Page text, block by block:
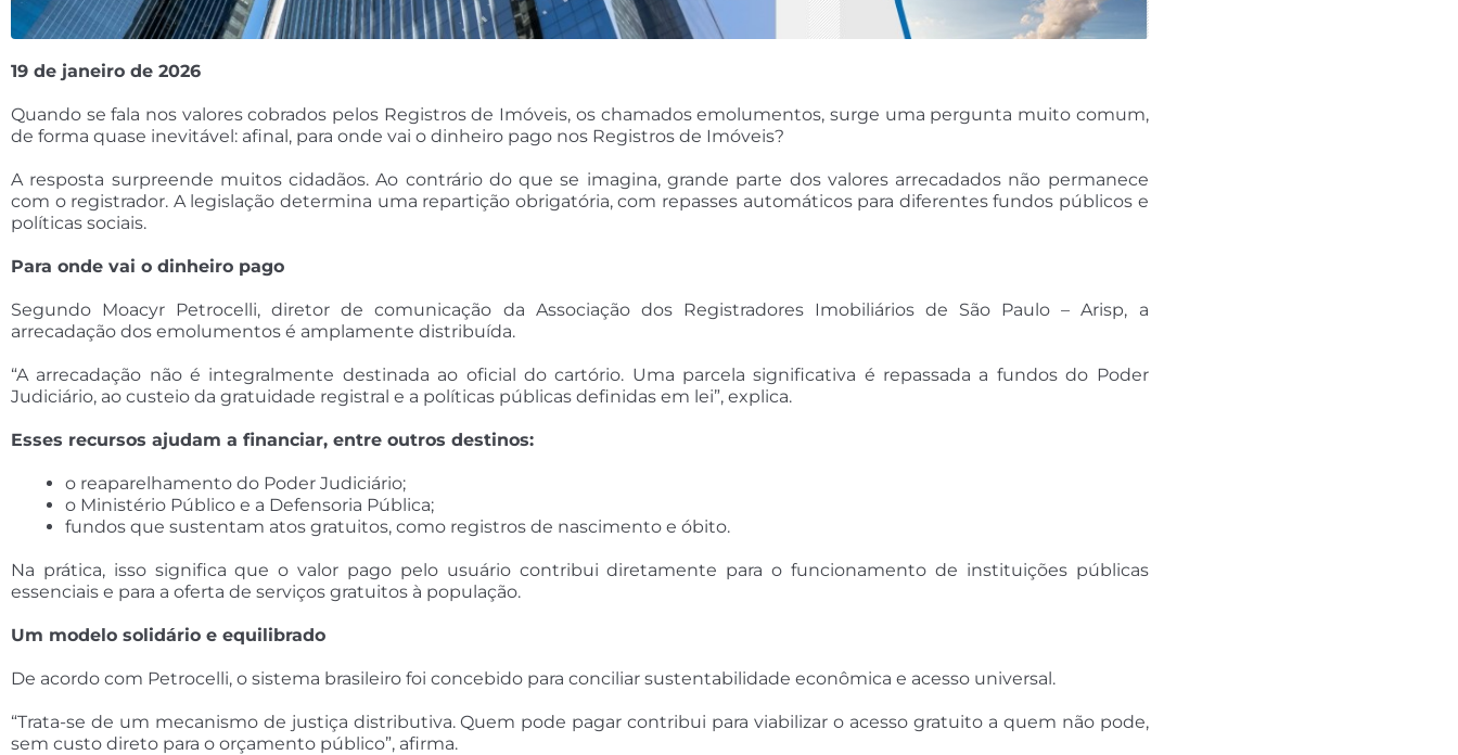
19 de janeiro de 2026
Quando se fala nos valores cobrados pelos Registros de Imóveis, os chamados emolumentos, surge uma pergunta muito comum,
de forma quase inevitável: afinal, para onde vai o dinheiro pago nos Registros de Imóveis?
A resposta surpreende muitos cidadãos. Ao contrário do que se imagina, grande parte dos valores arrecadados não permanece
com o registrador. A legislação determina uma repartição obrigatória, com repasses automáticos para diferentes fundos públicos e
políticas sociais.
Para onde vai o dinheiro pago
Segundo Moacyr Petrocelli, diretor de comunicação da Associação dos Registradores Imobiliários de São Paulo – Arisp, a
arrecadação dos emolumentos é amplamente distribuída.
“A arrecadação não é integralmente destinada ao oficial do cartório. Uma parcela significativa é repassada a fundos do Poder
Judiciário, ao custeio da gratuidade registral e a políticas públicas definidas em lei”, explica.
Esses recursos ajudam a financiar, entre outros destinos:
o reaparelhamento do Poder Judiciário;
o Ministério Público e a Defensoria Pública;
fundos que sustentam atos gratuitos, como registros de nascimento e óbito.
Na prática, isso significa que o valor pago pelo usuário contribui diretamente para o funcionamento de instituições públicas
essenciais e para a oferta de serviços gratuitos à população.
Um modelo solidário e equilibrado
De acordo com Petrocelli, o sistema brasileiro foi concebido para conciliar sustentabilidade econômica e acesso universal.
“Trata-se de um mecanismo de justiça distributiva. Quem pode pagar contribui para viabilizar o acesso gratuito a quem não pode,
sem custo direto para o orçamento público”, afirma.